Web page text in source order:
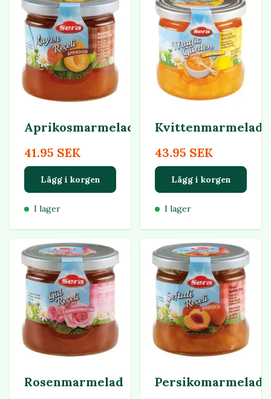
Aprikosmarmelad
41.95 SEK
Lägg i korgen
I lager
Kvittenmarmelad
43.95 SEK
Lägg i korgen
I lager
Rosenmarmelad
Persikomarmelad